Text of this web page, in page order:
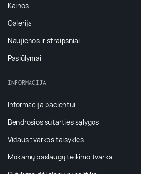
Kainos
Galerija
Naujienos ir straipsniai
Pasiūlymai
INFORMACIJA
Informacija pacientui
Bendrosios sutarties sąlygos
Vidaus tvarkos taisyklės
Mokamų paslaugų teikimo tvarka